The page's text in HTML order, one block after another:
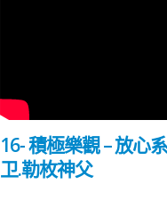
16- 積極樂觀 – 放心
卫.勒枚神父